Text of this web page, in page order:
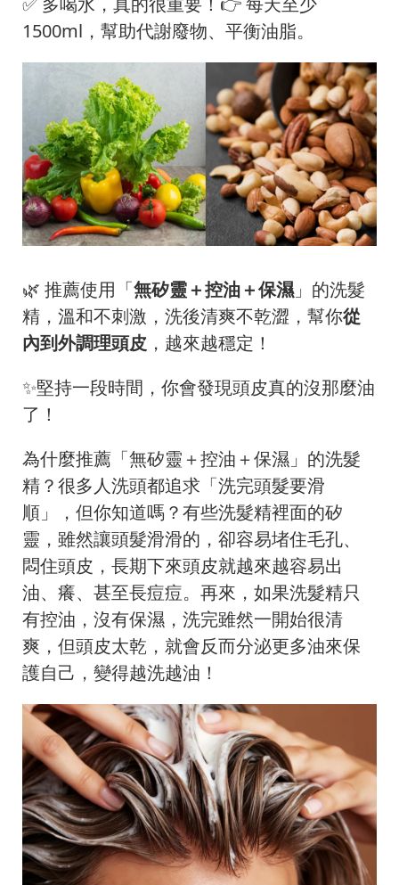
1500ml，幫助代謝廢物、平衡油脂。
🌿 推薦使用「無矽靈＋控油＋保濕」的洗髮
精，溫和不刺激，洗後清爽不乾澀，幫你從
內到外調理頭皮 ，越來越穩定！
✨堅持一段時間，你會發現頭皮真的沒那麼油
了！
為什麼推薦「無矽靈＋控油＋保濕」的洗髮
精？很多人洗頭都追求「洗完頭髮要滑
順」，但你知道嗎？有些洗髮精裡面的矽
靈，雖然讓頭髮滑滑的，卻容易堵住毛孔、
悶住頭皮，長期下來頭皮就越來越容易出
油、癢、甚至長痘痘。再來，如果洗髮精只
有控油，沒有保濕，洗完雖然一開始很清
爽，但頭皮太乾，就會反而分泌更多油來保
護自己，變得越洗越油！